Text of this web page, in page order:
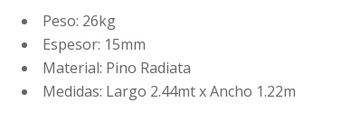
Peso: 26kg
Espesor: 15mm
Material: Pino Radiata
Medidas: Largo 2.44mt x Ancho 1.22m